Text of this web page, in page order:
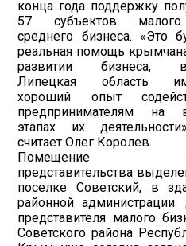
конца года поддержку
57 субъектов
среднего бизнеса. «Это
реальная помощь
развитии бизнеса,
Липецкая область
хороший опыт
предпринимателям на
этапах их
считает Олег Королев.
Помещение
представительства
поселке Советский, в
районной
представителя малого
Советского района